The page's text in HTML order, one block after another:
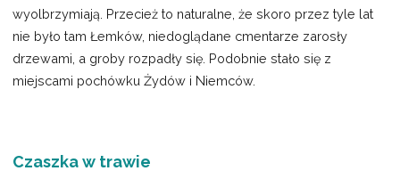
wyolbrzymiają. Przecież to naturalne, że skoro przez tyle lat
nie było tam Łemków, niedoglądane cmentarze zarosły
drzewami, a groby rozpadły się. Podobnie stało się z
miejscami pochówku Żydów i Niemców.
Czaszka w trawie